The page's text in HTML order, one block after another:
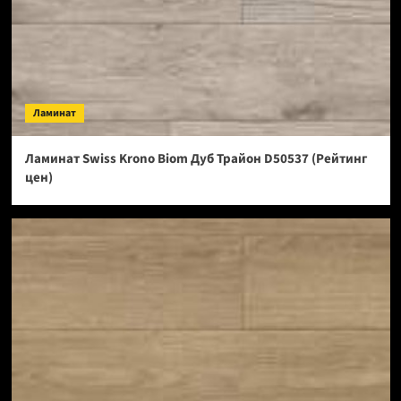
Ламинат
Ламинат Swiss Krono Biom Дуб Трайон D50537 (Рейтинг
цен)